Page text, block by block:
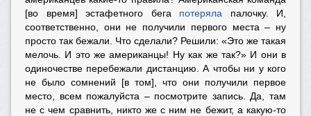
[во время] эстафетного бега потеряла палочку. И,
соответственно, они не получили первого места – ну
просто так бежали. Что сделали? Решили: «Это же такая
мелочь. И это же американцы! Ну как же так?» И они в
одиночестве перебежали дистанцию. А чтобы ни у кого
не было сомнений [в том], что они получили первое
место, всем пожалуйста – посмотрите запись. Да, там
не с чем сравнить, никто же с ним не бежит, а какую-то